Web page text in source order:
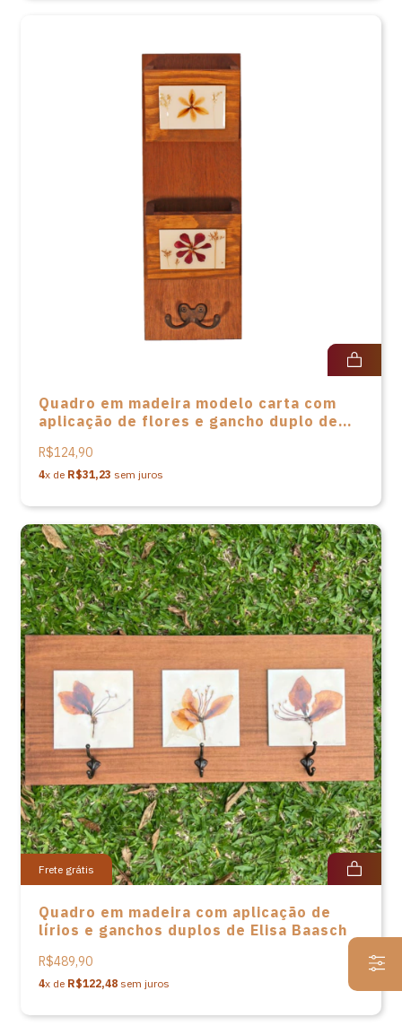
Quadro em madeira modelo carta com
aplicação de flores e gancho duplo de
R$124,90
4x de R$31,23 sem juros
Frete grátis
Quadro em madeira com aplicação de
lírios e ganchos duplos de Elisa Baasch
R$489,90
4x de R$122,48 sem juros